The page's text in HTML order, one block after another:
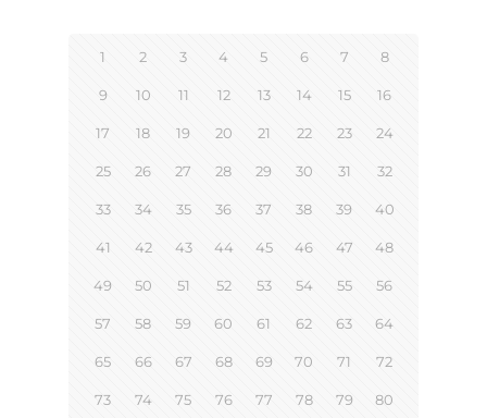
1 2 3 4 5 6 7 8
9 10 11 12 13 14 15 16
17 18 19 20 21 22 23 24
25 26 27 28 29 30 31 32
33 34 35 36 37 38 39 40
41 42 43 44 45 46 47 48
49 50 51 52 53 54 55 56
57 58 59 60 61 62 63 64
65 66 67 68 69 70 71 72
73 74 75 76 77 78 79 80